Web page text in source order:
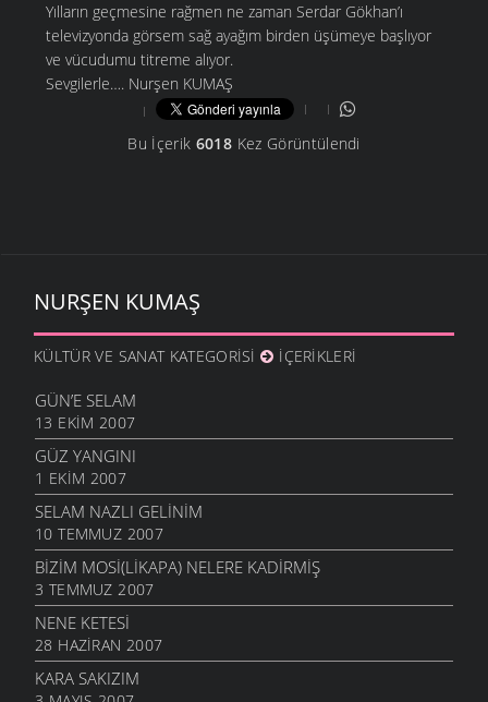
Yılların geçmesine rağmen ne zaman Serdar Gökhan’ı
televizyonda görsem sağ ayağım birden üşümeye başlıyor
ve vücudumu titreme alıyor.
Sevgilerle…. Nurşen KUMAŞ
Bu İçerik 6018 Kez Görüntülendi
NURŞEN KUMAŞ
KÜLTÜR VE SANAT KATEGORISI İÇERIKLERI
GÜN’E SELAM
13 EKIM 2007
GÜZ YANGINI
1 EKIM 2007
SELAM NAZLI GELINIM
10 TEMMUZ 2007
BIZIM MOSI(LIKAPA) NELERE KADIRMIŞ
3 TEMMUZ 2007
NENE KETESI
28 HAZIRAN 2007
KARA SAKIZIM